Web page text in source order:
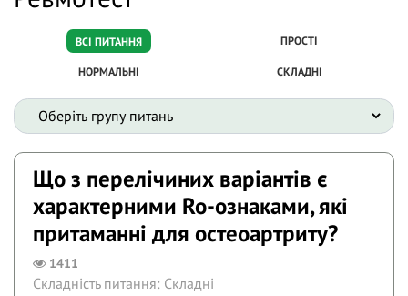
ВСІ ПИТАННЯ ПРОСТІ
НОРМАЛЬНІ СКЛАДНІ
Що з перелічиних варіантів є
характерними Ro-ознаками, які
притаманні для остеоартриту?
1411
Складність питання: Складні